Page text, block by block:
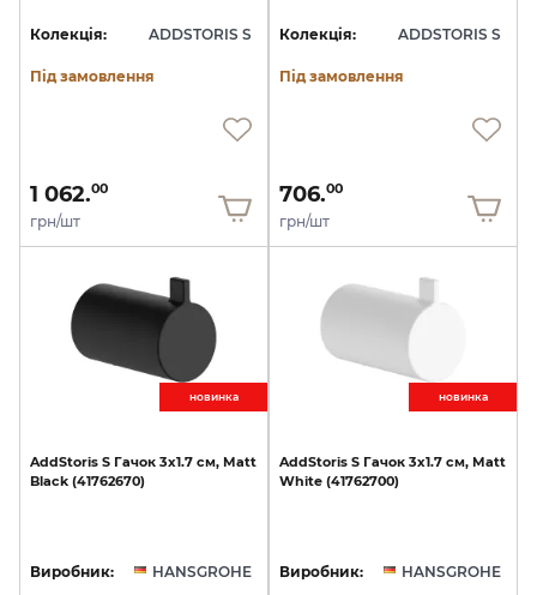
Колекція: ADDSTORIS S
Під замовлення
1 062.00
грн/шт
Колекція: ADDSTORIS S
Під замовлення
706.00
грн/шт
новинкa
AddStoris S Гачок 3х1.7 см, Matt
Black (41762670)
Виробник: HANSGROHE
новинкa
AddStoris S Гачок 3х1.7 см, Matt
White (41762700)
Виробник: HANSGROHE